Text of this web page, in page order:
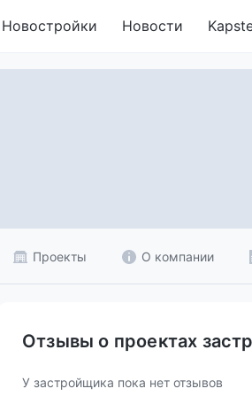
Новостройки Новости
Проекты О компании
Отзывы о проектах
У застройщика пока нет отзывов